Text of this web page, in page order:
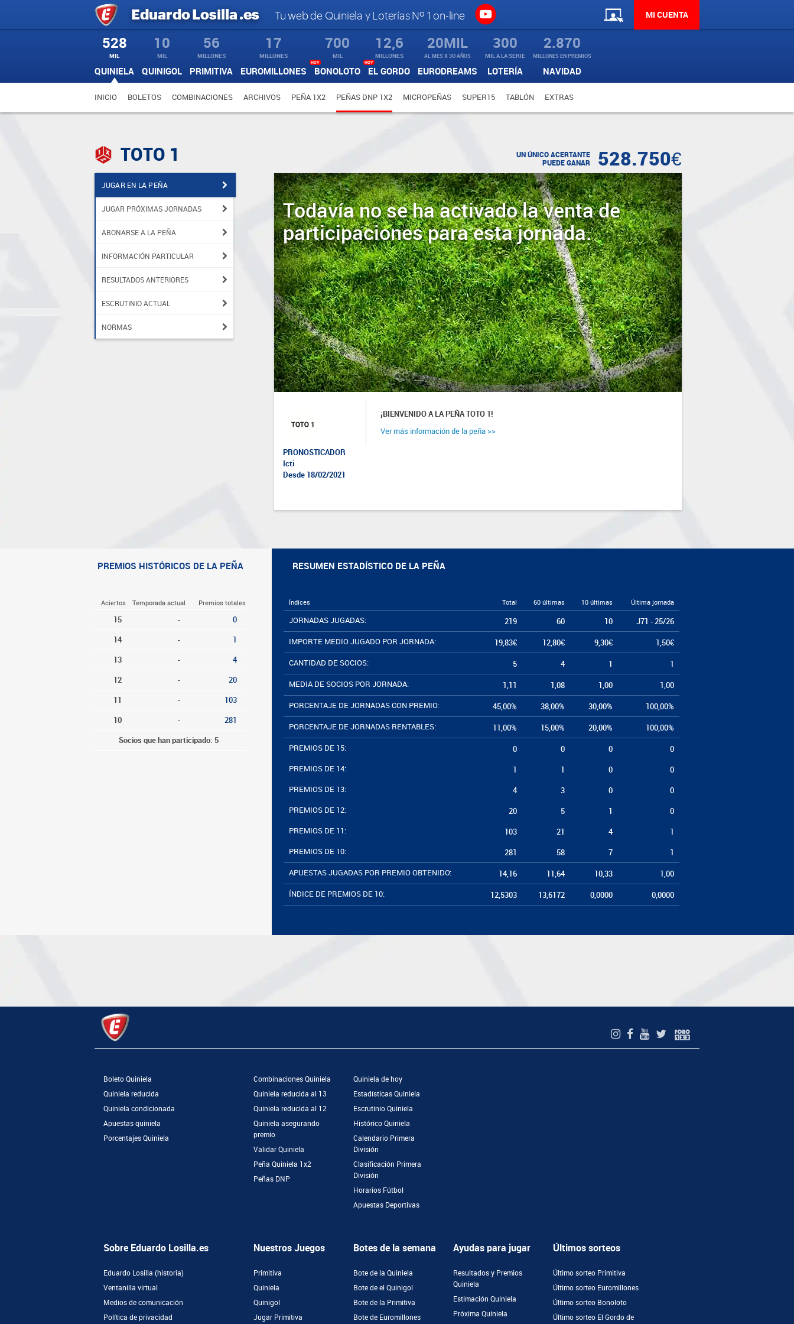
EduardoLosilla.es Tu web de Quiniela y Loterías Nº 1 on-line MI CUENTA
528
MIL
QUINIELA
10
MIL
QUINIGOL
56
MILLONES
PRIMITIVA
17
MILLONES
EUROMILLONES
700
MIL
BONOLOTO
HOY
12,6
MILLONES
EL GORDO
HOY
20MIL
AL MES X 3O AÑOS
EURODREAMS
300
MIL A LA SERIE
LOTERÍA
2.870
MILLONES EN PREMIOS
NAVIDAD
INICIO BOLETOS COMBINACIONES ARCHIVOS PEÑA 1X2 PEÑAS DNP 1X2 MICROPEÑAS SUPER15 TABLÓN EXTRAS
TOTO 1
JUGAR EN LA PEÑA
JUGAR PRÓXIMAS JORNADAS
ABONARSE A LA PEÑA
INFORMACIÓN PARTICULAR
RESULTADOS ANTERIORES
ESCRUTINIO ACTUAL
NORMAS
UN ÚNICO ACERTANTE
PUEDE GANAR
528.750€
Todavía no se ha activado la venta de
participaciones para esta jornada.
PRONOSTICADOR
Icti
Desde 18/02/2021
¡BIENVENIDO A LA PEÑA TOTO 1!
Ver más información de la peña >>
PREMIOS HISTÓRICOS DE LA PEÑA
Aciertos Temporada actual Premios totales
15 - 0
14 - 1
13 - 4
12 - 20
11 - 103
10 - 281
Socios que han participado: 5
RESUMEN ESTADÍSTICO DE LA PEÑA
Índices Total 60 últimas 10 últimas Última jornada
JORNADAS JUGADAS: 219 60 10 J71 - 25/26
IMPORTE MEDIO JUGADO POR JORNADA: 19,83€ 12,80€ 9,30€ 1,50€
CANTIDAD DE SOCIOS: 5 4 1 1
MEDIA DE SOCIOS POR JORNADA: 1,11 1,08 1,00 1,00
PORCENTAJE DE JORNADAS CON PREMIO: 45,00% 38,00% 30,00% 100,00%
PORCENTAJE DE JORNADAS RENTABLES: 11,00% 15,00% 20,00% 100,00%
PREMIOS DE 15: 0 0 0 0
PREMIOS DE 14: 1 1 0 0
PREMIOS DE 13: 4 3 0 0
PREMIOS DE 12: 20 5 1 0
PREMIOS DE 11: 103 21 4 1
PREMIOS DE 10: 281 58 7 1
APUESTAS JUGADAS POR PREMIO OBTENIDO: 14,16 11,64 10,33 1,00
ÍNDICE DE PREMIOS DE 10: 12,5303 13,6172 0,0000 0,0000
Boleto Quiniela
Quiniela reducida
Quiniela condicionada
Apuestas quiniela
Porcentajes Quiniela
Combinaciones Quiniela
Quiniela reducida al 13
Quiniela reducida al 12
Quiniela asegurando
premio
Validar Quiniela
Peña Quiniela 1x2
Peñas DNP
Quiniela de hoy
Estadísticas Quiniela
Escrutinio Quiniela
Histórico Quiniela
Calendario Primera
División
Clasificación Primera
División
Horarios Fútbol
Apuestas Deportivas
Sobre Eduardo Losilla.es
Eduardo Losilla (historia)
Ventanilla virtual
Medios de comunicación
Política de privacidad
Nuestros Juegos
Primitiva
Quiniela
Quinigol
Jugar Primitiva
Botes de la semana
Bote de la Quiniela
Bote de el Quinigol
Bote de la Primitiva
Bote de Euromillones
Ayudas para jugar
Resultados y Premios
Quiniela
Estimación Quiniela
Próxima Quiniela
Últimos sorteos
Último sorteo Primitiva
Último sorteo Euromillones
Último sorteo Bonoloto
Último sorteo El Gordo de